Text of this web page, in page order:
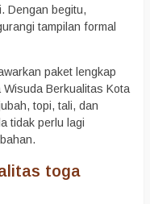
Dengan begitu,
tampilan formal
paket lengkap
Berkualitas Kota
topi, tali, dan
tidak perlu lagi
toga